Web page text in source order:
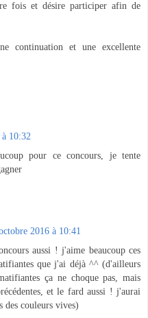
fois et désire participer afin de
continuation et une excellente
10:32
pour ce concours, je tente
2016 à 10:41
aussi ! j'aime beaucoup ces
que j'ai déjà ^^ (d'ailleurs
ça ne choque pas, mais
et le fard aussi ! j'aurai
des couleurs vives)